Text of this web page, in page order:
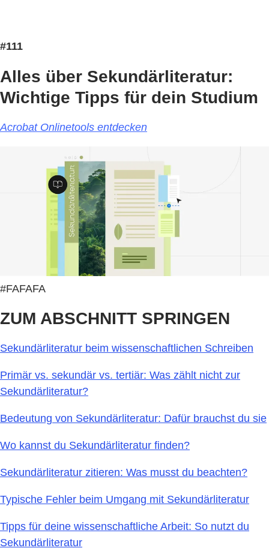
#111
Alles über Sekundärliteratur:
Wichtige Tipps für dein Studium
Acrobat Onlinetools entdecken
#FAFAFA
ZUM ABSCHNITT SPRINGEN
Sekundärliteratur beim wissenschaftlichen Schreiben
Primär vs. sekundär vs. tertiär: Was zählt nicht zur
Sekundärliteratur?
Bedeutung von Sekundärliteratur: Dafür brauchst du sie
Wo kannst du Sekundärliteratur finden?
Sekundärliteratur zitieren: Was musst du beachten?
Typische Fehler beim Umgang mit Sekundärliteratur
Tipps für deine wissenschaftliche Arbeit: So nutzt du
Sekundärliteratur